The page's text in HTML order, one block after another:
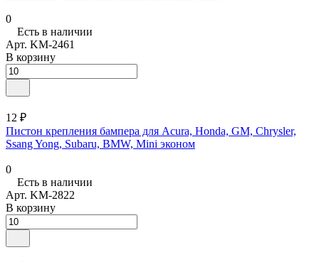
0
Есть в наличии
Арт. KM-2461
В корзину
12 ₽
Пистон крепления бампера для Acura, Honda, GM, Chrysler,
Ssang Yong, Subaru, BMW, Mini эконом
0
Есть в наличии
Арт. KM-2822
В корзину